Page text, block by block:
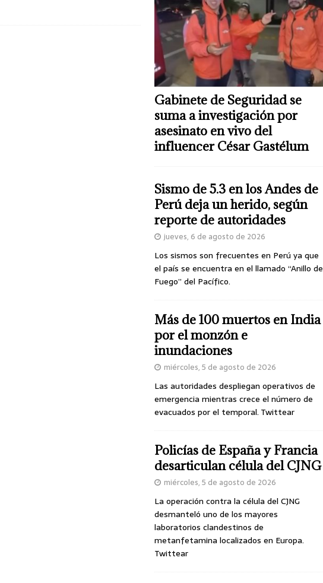
Gabinete de Seguridad se
suma a investigación por
asesinato en vivo del
influencer César Gastélum
Sismo de 5.3 en los Andes de
Perú deja un herido, según
reporte de autoridades
jueves, 6 de agosto de 2026
Los sismos son frecuentes en Perú ya que
el país se encuentra en el llamado “Anillo de
Fuego” del Pacífico.
Más de 100 muertos en India
por el monzón e
inundaciones
miércoles, 5 de agosto de 2026
Las autoridades despliegan operativos de
emergencia mientras crece el número de
evacuados por el temporal. Twittear
Policías de España y Francia
desarticulan célula del CJNG
miércoles, 5 de agosto de 2026
La operación contra la célula del CJNG
desmanteló uno de los mayores
laboratorios clandestinos de
metanfetamina localizados en Europa.
Twittear